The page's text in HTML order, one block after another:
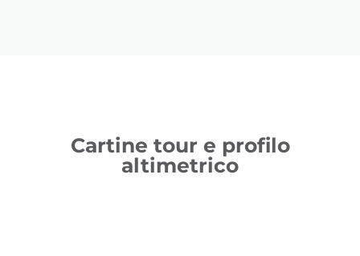
Cartine tour e profilo
altimetrico